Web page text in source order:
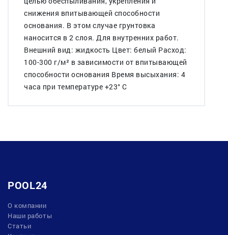
снижения впитывающей способности
основания. В этом случае грунтовка
наносится в 2 слоя. Для внутренних работ.
Внешний вид: жидкость Цвет: белый Расход:
100-300 г/м² в зависимости от впитывающей
способности основания Время высыхания: 4
часа при температуре +23° С
POOL24
О компании
Наши работы
Статьи